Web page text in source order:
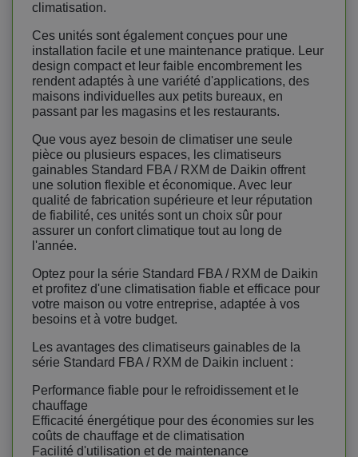
climatisation.
Ces unités sont également conçues pour une
installation facile et une maintenance pratique. Leur
design compact et leur faible encombrement les
rendent adaptés à une variété d'applications, des
maisons individuelles aux petits bureaux, en
passant par les magasins et les restaurants.
Que vous ayez besoin de climatiser une seule
pièce ou plusieurs espaces, les climatiseurs
gainables Standard FBA / RXM de Daikin offrent
une solution flexible et économique. Avec leur
qualité de fabrication supérieure et leur réputation
de fiabilité, ces unités sont un choix sûr pour
assurer un confort climatique tout au long de
l'année.
Optez pour la série Standard FBA / RXM de Daikin
et profitez d'une climatisation fiable et efficace pour
votre maison ou votre entreprise, adaptée à vos
besoins et à votre budget.
Les avantages des climatiseurs gainables de la
série Standard FBA / RXM de Daikin incluent :
Performance fiable pour le refroidissement et le
chauffage
Efficacité énergétique pour des économies sur les
coûts de chauffage et de climatisation
Facilité d'utilisation et de maintenance